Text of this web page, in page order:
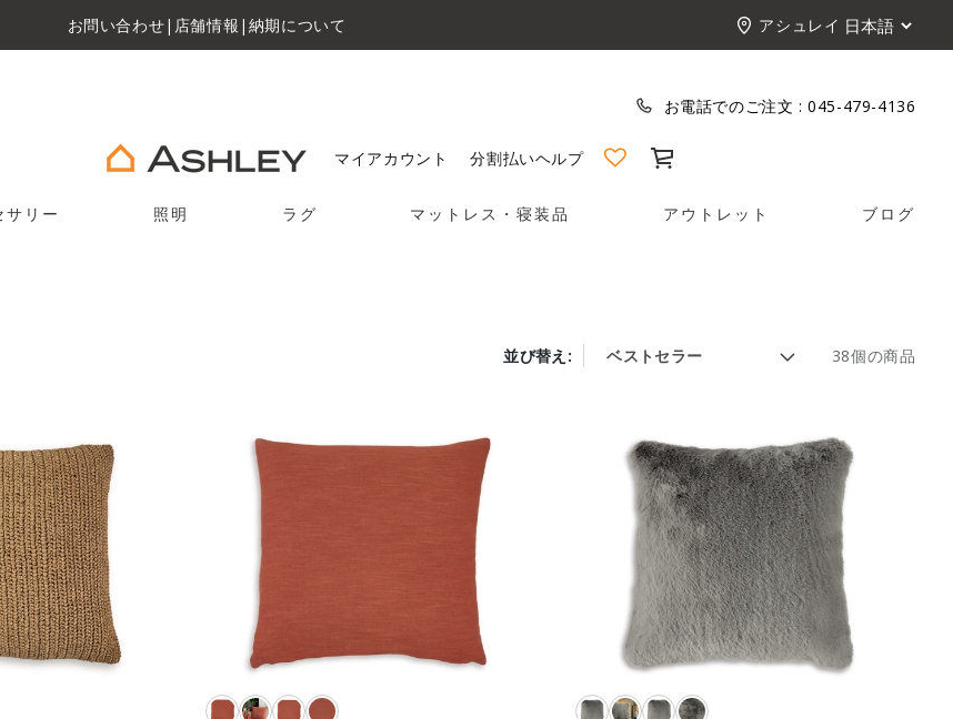
お問い合わせ| 店舗情報 | 納期について アシュレイ
お電話でのご注文 :045-479-4136
マイアカウント 分割払いヘルプ カート
サリー 照明 ラグ マットレス・寝装品 アウトレット ブログ
並び替え: 38個の商品